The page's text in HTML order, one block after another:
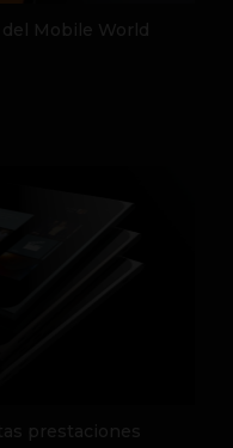
Mobile World
prestaciones